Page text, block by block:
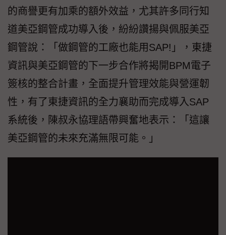
的商譽更有加乘的額外效益，尤其許多同行知
道美亞鋼管成功導入後，紛紛讚揚與佩服美亞
鋼管說：「做鋼管的工廠也能用SAP!」，東捷
資訊與美亞鋼管的下一步合作將揭開BPM電子
簽核的整合計畫，全面提升管理效能與營運韌
性，有了東捷資訊的全力襄助而完成導入SAP
系統後，陳叔永協理語帶興奮地表示：「這讓
美亞鋼管的未來充滿無限可能。」